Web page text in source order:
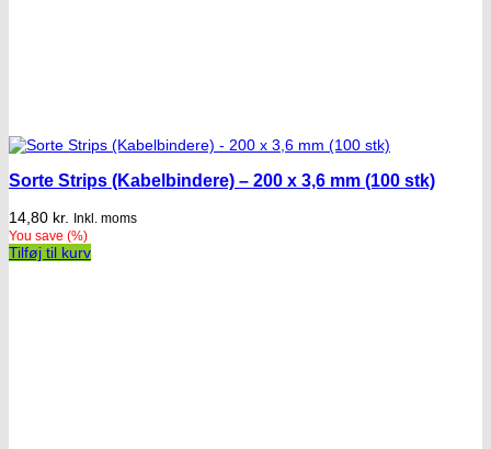
Sorte Strips (Kabelbindere) – 200 x 3,6 mm (100 stk)
14,80 kr. Inkl. moms
You save (%)
Tilføj til kurv